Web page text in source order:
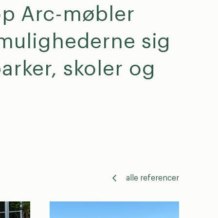
Arc-møbler
sig
skoler og
alle referencer